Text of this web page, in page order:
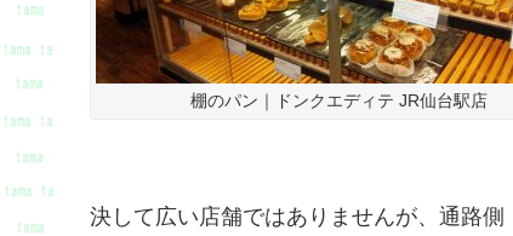
棚のパン｜ドンクエディテ JR仙台駅店
決して広い店舗ではありませんが、通路